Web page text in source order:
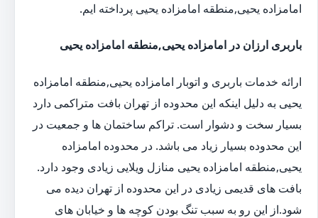
امامزاده یحیی,منطقه امامزاده یحیی پرداخته ایم.
باربری ارزان در امامزاده یحیی,منطقه امامزاده یحیی
ارائه خدمات باربری و اتوبار امامزاده یحیی,منطقه امامزاده
یحیی به دلیل اینکه این محدوده از تهران بافت متراکمی دارد
بسیار سخت و دشوار است. تراکم ساختمان ها و جمعیت در
این محدوده بسیار زیاد می باشد. در محدوده امامزاده
یحیی,منطقه امامزاده یحیی منازل ویلایی زیادی وجود دارد.
بافت های قدیمی زیادی در این محدوده از تهران دیده می
شود.از این رو به سبب تنگ بودن کوچه ها و خیابان های